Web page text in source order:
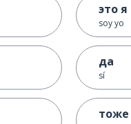
это я
soy yo
да
sí
тоже